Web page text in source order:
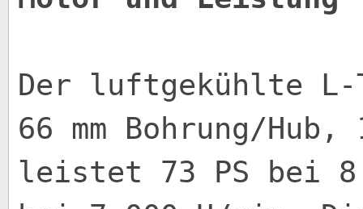
Der luftgekühlte L-
66 mm Bohrung/
leistet 73 PS bei